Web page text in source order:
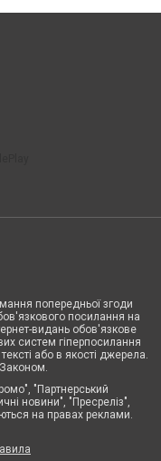
попередньої згоди
посилання на
видань обов'язкове
систем гіперпосилання
або в якості джерела.
"Партнерський
новини", "Пресреліз",
на правах реклами.